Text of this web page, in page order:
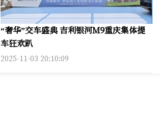
“奢华”交车盛典 吉利银河M9重庆集体提
车狂欢趴
2025-11-03 20:10:09